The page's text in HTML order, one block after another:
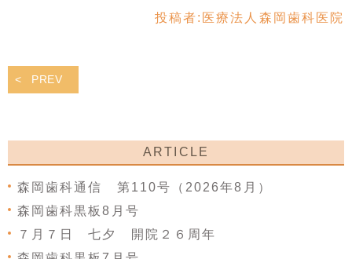
投稿者: 医療法人森岡歯科医院
PREV
ARTICLE
森岡歯科通信 第110号（2026年8月）
森岡歯科黒板8月号
７月７日 七夕 開院２６周年